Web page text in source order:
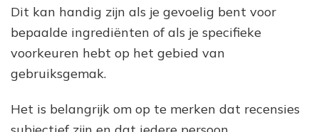
Dit kan handig zijn als je gevoelig bent voor
bepaalde ingrediënten of als je specifieke
voorkeuren hebt op het gebied van
gebruiksgemak.
Het is belangrijk om op te merken dat recensies